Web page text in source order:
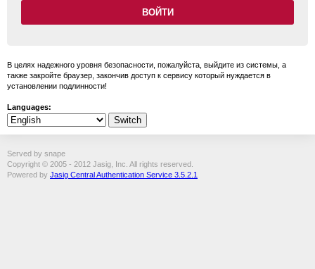
В целях надежного уровня безопасности, пожалуйста, выйдите из системы, а
также закройте браузер, закончив доступ к сервису который нуждается в
установлении подлинности!
Languages:
Served by snape
Copyright © 2005 - 2012 Jasig, Inc. All rights reserved.
Powered by Jasig Central Authentication Service 3.5.2.1